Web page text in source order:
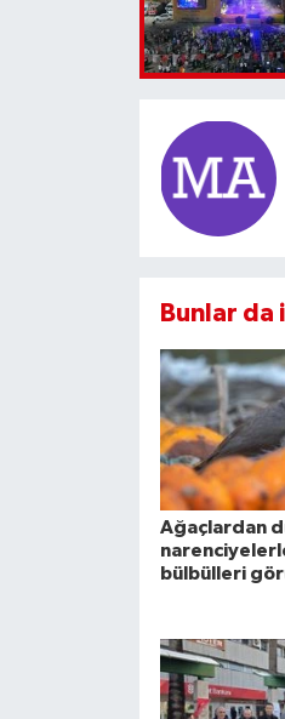
Bunlar
Ağaçlardan
bülbülleri